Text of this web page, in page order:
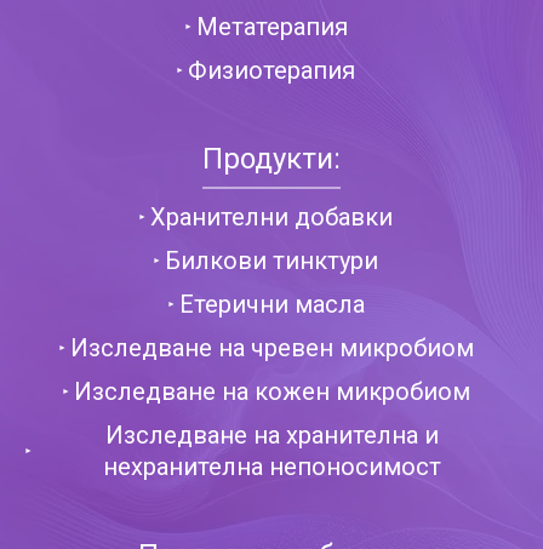
Метатерапия
Физиотерапия
Продукти:
Хранителни добавки
Билкови тинктури
Етерични масла
Изследване на чревен микробиом
Изследване на кожен микробиом
Изследване на хранителна и
нехранителна непоносимост